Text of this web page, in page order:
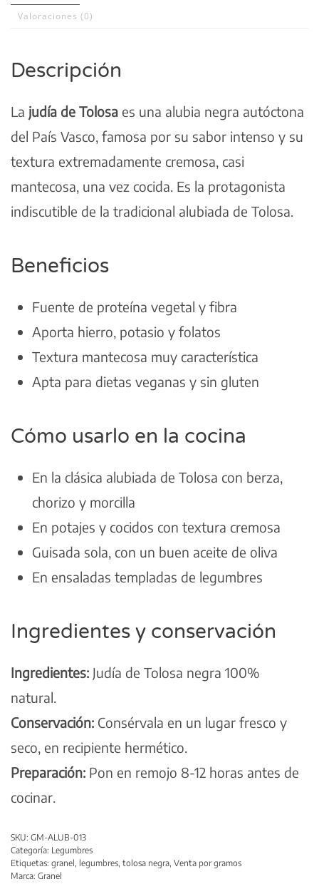
Valoraciones (0)
Descripción
La judía de Tolosa es una alubia negra autóctona
del País Vasco, famosa por su sabor intenso y su
textura extremadamente cremosa, casi
mantecosa, una vez cocida. Es la protagonista
indiscutible de la tradicional alubiada de Tolosa.
Beneficios
Fuente de proteína vegetal y fibra
Aporta hierro, potasio y folatos
Textura mantecosa muy característica
Apta para dietas veganas y sin gluten
Cómo usarlo en la cocina
En la clásica alubiada de Tolosa con berza,
chorizo y morcilla
En potajes y cocidos con textura cremosa
Guisada sola, con un buen aceite de oliva
En ensaladas templadas de legumbres
Ingredientes y conservación
Ingredientes: Judía de Tolosa negra 100%
natural.
Conservación: Consérvala en un lugar fresco y
seco, en recipiente hermético.
Preparación: Pon en remojo 8-12 horas antes de
cocinar.
SKU: GM-ALUB-013
Categoría: Legumbres
Etiquetas: granel, legumbres, tolosa negra, Venta por gramos
Marca: Granel